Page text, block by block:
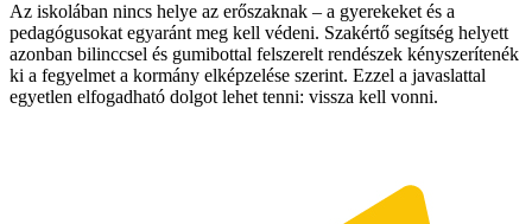
Az iskolában nincs helye az erőszaknak – a gyerekeket és a
pedagógusokat egyaránt meg kell védeni. Szakértő segítség helyett
azonban bilinccsel és gumibottal felszerelt rendészek kényszerítenék
ki a fegyelmet a kormány elképzelése szerint. Ezzel a javaslattal
egyetlen elfogadható dolgot lehet tenni: vissza kell vonni.